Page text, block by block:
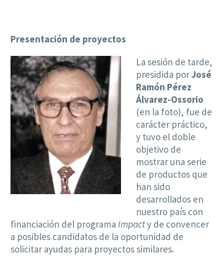
Presentación de proyectos
La sesión de tarde,
presidida porJosé
Ramón Pérez
Álvarez-Ossorio
(en la foto), fue de
carácter práctico,
y tuvo el doble
objetivo de
mostrar una serie
de productos que
han sido
desarrollados en
nuestro país con
financiación del programa Impacty de convencer
a posibles candidatos de la oportunidad de
solicitar ayudas para proyectos similares.